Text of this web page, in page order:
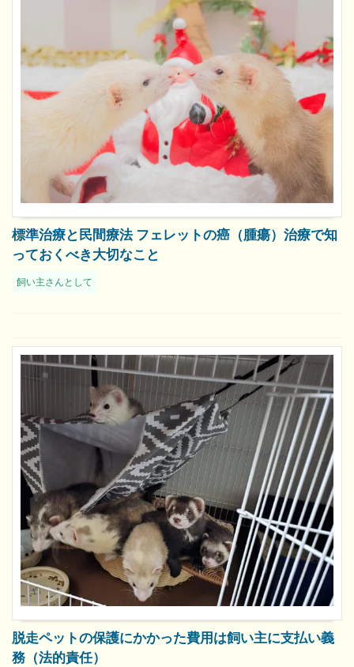
標準治療と民間療法 フェレットの癌（腫瘍）治療で知
っておくべき大切なこと
飼い主さんとして
脱走ペットの保護にかかった費用は飼い主に支払い義
務（法的責任）